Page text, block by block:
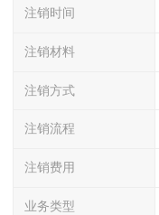
注销时间
注销材料
注销方式
注销流程
注销费用
业务类型